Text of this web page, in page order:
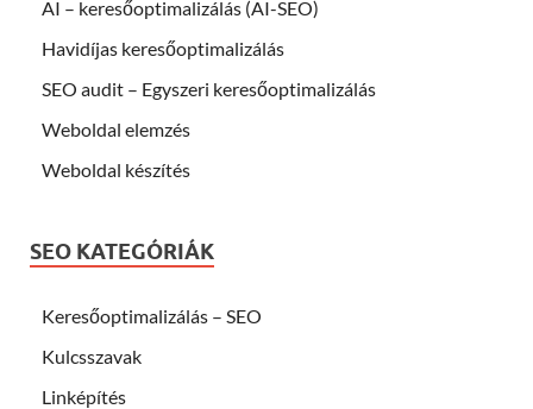
AI – keresőoptimalizálás (AI-SEO)
Havidíjas keresőoptimalizálás
SEO audit – Egyszeri keresőoptimalizálás
Weboldal elemzés
Weboldal készítés
SEO KATEGÓRIÁK
Keresőoptimalizálás – SEO
Kulcsszavak
Linképítés